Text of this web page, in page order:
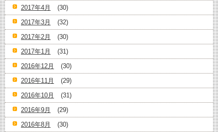
2017年4月
(30)
2017年3月
(32)
2017年2月
(30)
2017年1月
(31)
2016年12月
(30)
2016年11月
(29)
2016年10月
(31)
2016年9月
(29)
2016年8月
(30)